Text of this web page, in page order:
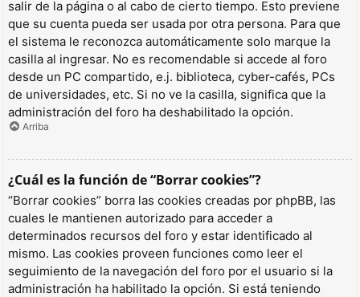
salir de la página o al cabo de cierto tiempo. Esto previene
que su cuenta pueda ser usada por otra persona. Para que
el sistema le reconozca automáticamente solo marque la
casilla al ingresar. No es recomendable si accede al foro
desde un PC compartido, e.j. biblioteca, cyber-cafés, PCs
de universidades, etc. Si no ve la casilla, significa que la
administración del foro ha deshabilitado la opción.
Arriba
¿Cuál es la función de “Borrar cookies”?
“Borrar cookies” borra las cookies creadas por phpBB, las
cuales le mantienen autorizado para acceder a
determinados recursos del foro y estar identificado al
mismo. Las cookies proveen funciones como leer el
seguimiento de la navegación del foro por el usuario si la
administración ha habilitado la opción. Si está teniendo